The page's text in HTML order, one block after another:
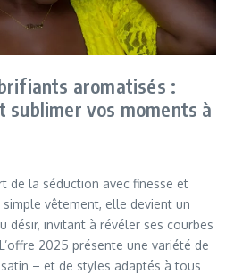
aromatisés :
sublimer vos moments à
de la séduction avec finesse et
simple vêtement, elle devient un
désir, invitant à révéler ses courbes
2025 présente une variété de
– et de styles adaptés à tous